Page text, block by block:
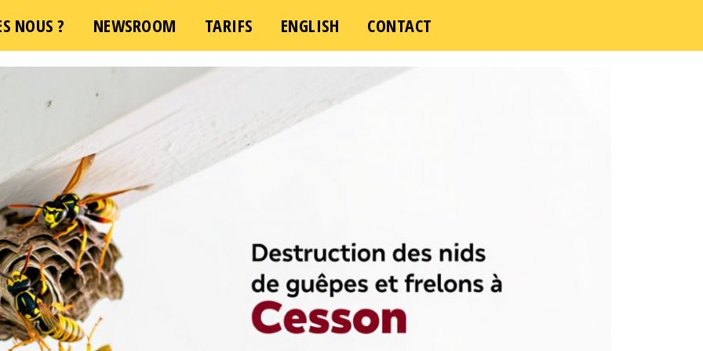
NOUS ? NEWSROOM TARIFS ENGLISH
CONTACT